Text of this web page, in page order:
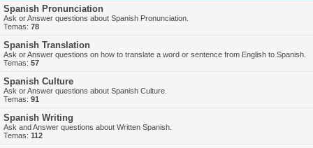
Spanish Pronunciation
Ask or Answer questions about Spanish Pronunciation.
Temas: 78
Spanish Translation
Ask or Answer questions on how to translate a word or sentence from English to Spanish.
Temas: 57
Spanish Culture
Ask or Answer questions about Spanish Culture.
Temas: 91
Spanish Writing
Ask and Answer questions about Written Spanish.
Temas: 112